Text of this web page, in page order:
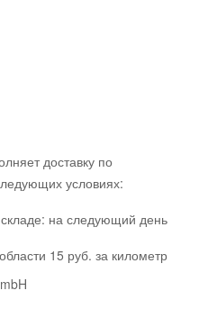
доставку по
условиях:
на следующий день
15 руб. за километр